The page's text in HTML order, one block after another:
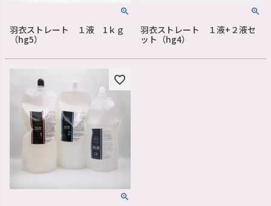
羽衣ストレート １液 1ｋｇ
（hg5）
羽衣ストレート １液+２液セ
ット（hg4）